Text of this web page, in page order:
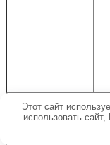
Этот сайт
использовать